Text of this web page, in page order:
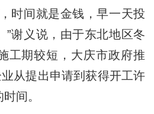
间就是金钱，早一天投
”谢义说，由于东北地区冬
工期较短，大庆市政府推
从提出申请到获得开工许
间。